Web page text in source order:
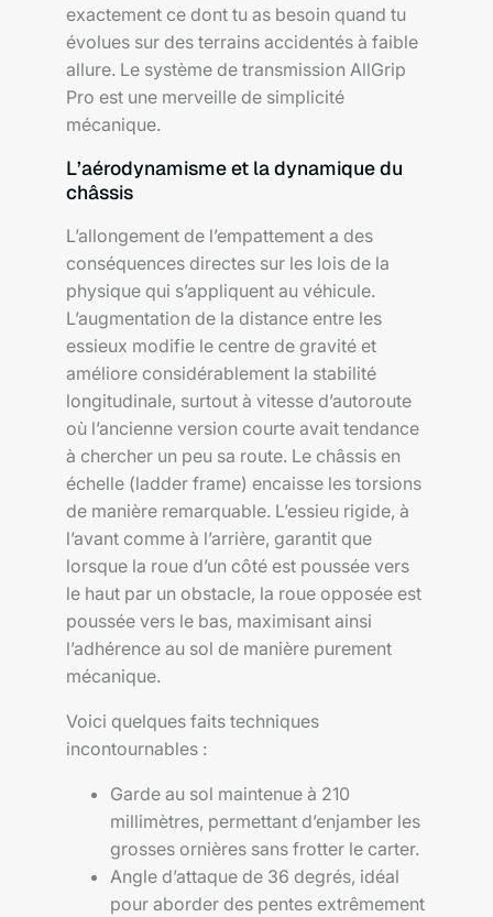
exactement ce dont tu as besoin quand tu
évolues sur des terrains accidentés à faible
allure. Le système de transmission AllGrip
Pro est une merveille de simplicité
mécanique.
L’aérodynamisme et la dynamique du
châssis
L’allongement de l’empattement a des
conséquences directes sur les lois de la
physique qui s’appliquent au véhicule.
L’augmentation de la distance entre les
essieux modifie le centre de gravité et
améliore considérablement la stabilité
longitudinale, surtout à vitesse d’autoroute
où l’ancienne version courte avait tendance
à chercher un peu sa route. Le châssis en
échelle (ladder frame) encaisse les torsions
de manière remarquable. L’essieu rigide, à
l’avant comme à l’arrière, garantit que
lorsque la roue d’un côté est poussée vers
le haut par un obstacle, la roue opposée est
poussée vers le bas, maximisant ainsi
l’adhérence au sol de manière purement
mécanique.
Voici quelques faits techniques
incontournables :
Garde au sol maintenue à 210
millimètres, permettant d’enjamber les
grosses ornières sans frotter le carter.
Angle d’attaque de 36 degrés, idéal
pour aborder des pentes extrêmement